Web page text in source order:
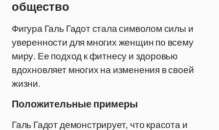
общество
Фигура Галь Гадот стала символом силы и
уверенности для многих женщин по всему
миру. Ее подход к фитнесу и здоровью
вдохновляет многих на изменения в своей
жизни.
Положительные примеры
Галь Гадот демонстрирует, что красота и